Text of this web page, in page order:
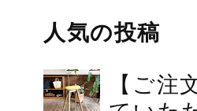
人気の投稿
【ご